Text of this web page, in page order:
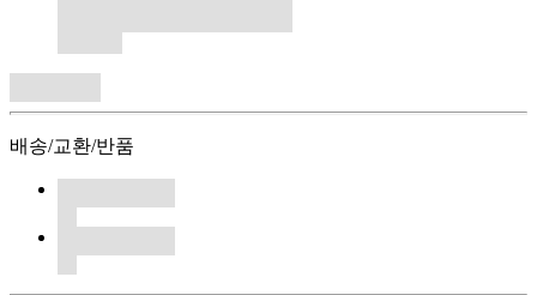
배송/교환/반품